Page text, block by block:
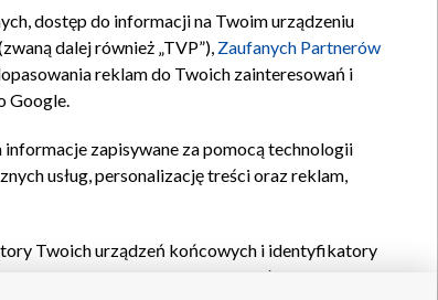
Kontakt
dostęp do informacji na Twoim urządzeniu
dalej również „TVP”), Zaufanych Partnerów
reklam do Twoich zainteresowań i
Google.
informacje zapisywane za pomocą technologii
usług, personalizację treści oraz reklam,
Twoich urządzeń końcowych i identyfikatory
oraz pozostałych